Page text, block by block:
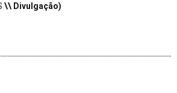
\\ Divulgação)